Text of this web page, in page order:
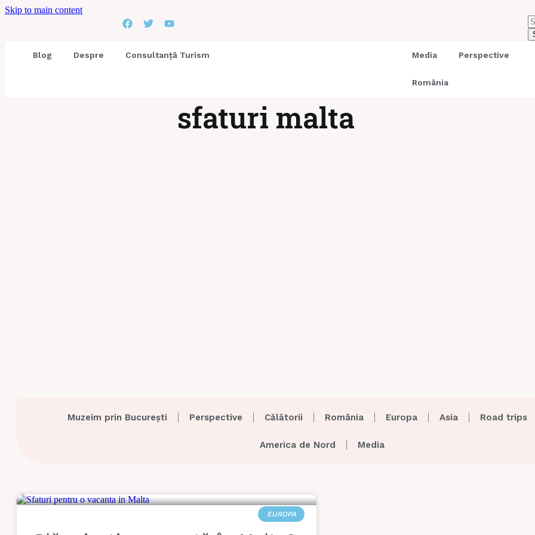
Skip to main content
Blog Despre Consultanță Turism Media Perspective
România
sfaturi malta
Muzeim prin București Perspective Călătorii România Europa Asia Road trips
America de Nord Media
EUROPA